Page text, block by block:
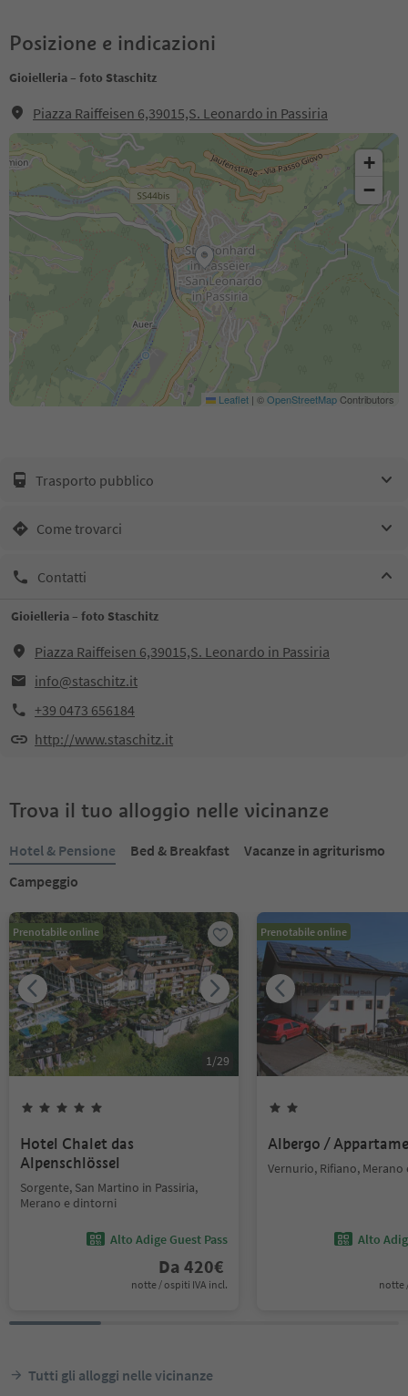
Posizione e indicazioni
Gioielleria – foto Staschitz
Piazza Raiffeisen 6,39015,S. Leonardo in Passiria
+
−
Leaflet | ©OpenStreetMapContributors
Trasporto pubblico
Come trovarci
Contatti
Gioielleria – foto Staschitz
Piazza Raiffeisen 6,39015,S. Leonardo in Passiria
info@staschitz.it
+39 0473 656184
http://www.staschitz.it
Trova il tuo alloggio nelle vicinanze
Hotel & Pensione Bed & Breakfast
Vacanze in agriturismo
Campeggio
Prenotabile online
1/29
Hotel Chalet das
Alpenschlössel
Sorgente, San Martino in Passiria,
Merano e dintorni
Alto Adige Guest Pass
Da 420€
notte / ospiti IVA incl.
Prenotabile online
Albergo /
Vernurio, Rifiano,
Alto
notte
Tutti gli alloggi nelle vicinanze